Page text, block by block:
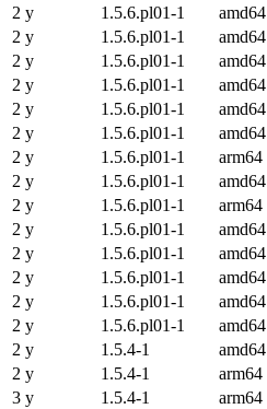
2 y
1.5.6.pl01-1 amd64
2 y
1.5.6.pl01-1 amd64
2 y
1.5.6.pl01-1 amd64
2 y
1.5.6.pl01-1 amd64
2 y
1.5.6.pl01-1 amd64
2 y
1.5.6.pl01-1 amd64
2 y
1.5.6.pl01-1 arm64
2 y
1.5.6.pl01-1 amd64
2 y
1.5.6.pl01-1 arm64
2 y
1.5.6.pl01-1 amd64
2 y
1.5.6.pl01-1 amd64
2 y
1.5.6.pl01-1 amd64
2 y
1.5.6.pl01-1 amd64
2 y
1.5.6.pl01-1 amd64
2 y
1.5.4-1 amd64
2 y
1.5.4-1 arm64
3 y
1.5.4-1 arm64